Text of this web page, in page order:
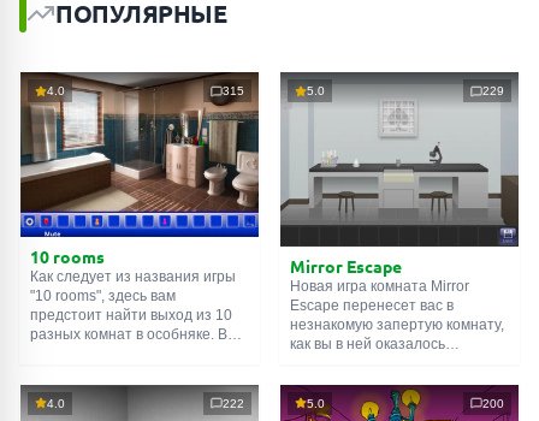
ПОПУЛЯРНЫЕ
4.0 315
10 rooms
Как следует из названия игры
"10 rooms", здесь вам
предстоит найти выход из 10
разных комнат в особняке. В
их, чтобы выйти. Выход из
одной комнаты является
5.0 229
Mirror Escape
Новая игра комната Mirror
Escape перенесет вас в
незнакомую запертую комнату,
как вы в ней оказалось
смекалки попробуйте решить
все, приготовленные авторами
4.0 222 5.0 200